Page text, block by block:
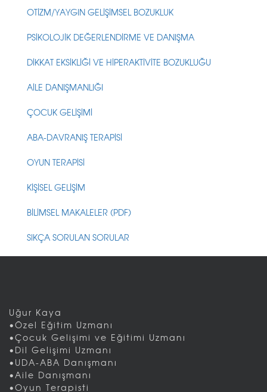
OTİZM/YAYGIN GELİŞİMSEL BOZUKLUK
PSİKOLOJİK DEĞERLENDİRME VE DANIŞMA
DİKKAT EKSİKLİĞİ VE HİPERAKTİVİTE BOZUKLUĞU
AİLE DANIŞMANLIĞI
ÇOCUK GELİŞİMİ
ABA-DAVRANIŞ TERAPİSİ
OYUN TERAPİSİ
KİŞİSEL GELİŞİM
BİLİMSEL MAKALELER (PDF)
SIKÇA SORULAN SORULAR
Uğur Kaya
•Özel Eğitim Uzmanı
•Çocuk Gelişimi ve Eğitimi Uzmanı
•Dil Gelişimi Uzmanı
•UDA-ABA Danışmanı
•Aile Danışmanı
•Oyun Terapisti